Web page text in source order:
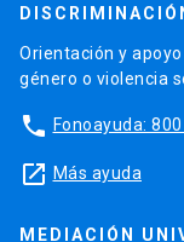
Orientación y
género o violencia
phone Fonoayuda:
launch Más ayuda
MEDIACIÓN